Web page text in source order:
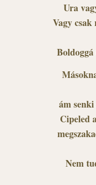
Ura
Vagy csak
Boldoggá
ám
Cipeled
Nem